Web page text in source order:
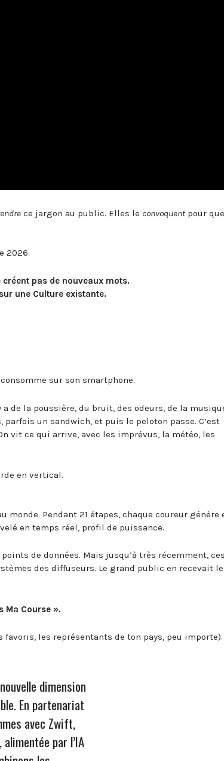
ce jargon au public. Elles le convoquentpour
2026.
pas de nouveaux mots.
une Culture existante.
sur son smartphone.
de la poussière, du bruit, des odeurs, de la
un sandwich, et puis le peloton passe. C’est
vit ce qui arrive, avec les imprévus, la météo, les
en vertical.
Pendant 21 étapes, chaque coureur génère
en temps réel, profil de puissance.
de données. Mais jusqu’à très récemment,
des diffuseurs. Le grand public en recevait
Ma Course ».
les représentants de ton pays, peu importe).
dimension
En partenariat
avec Zwift,
par l’IA